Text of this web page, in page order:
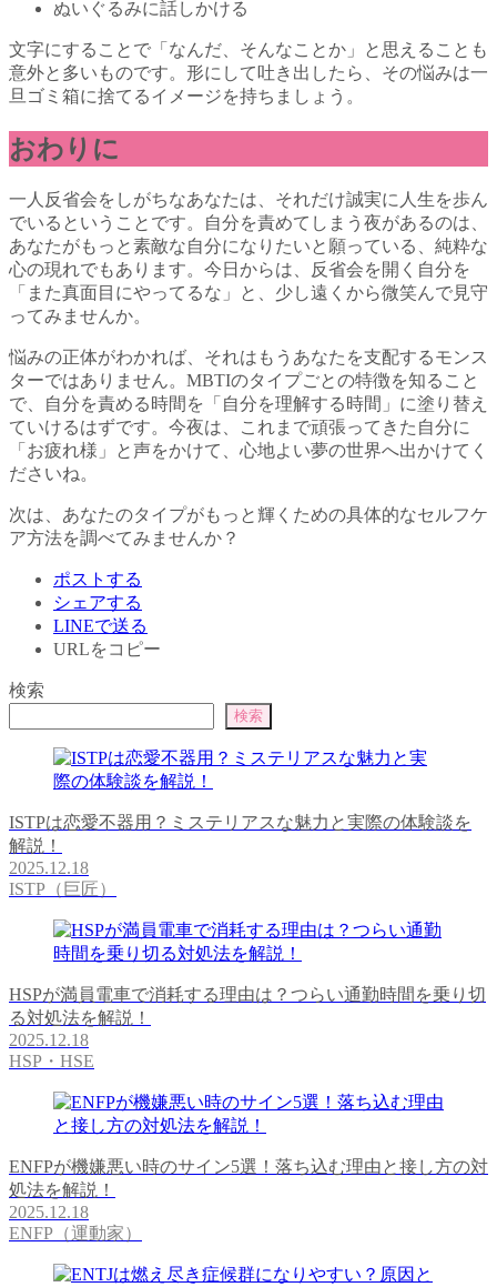
ぬいぐるみに話しかける
文字にすることで「なんだ、そんなことか」と思えることも
意外と多いものです。形にして吐き出したら、その悩みは一
旦ゴミ箱に捨てるイメージを持ちましょう。
おわりに
一人反省会をしがちなあなたは、それだけ誠実に人生を歩ん
でいるということです。自分を責めてしまう夜があるのは、
あなたがもっと素敵な自分になりたいと願っている、純粋な
心の現れでもあります。今日からは、反省会を開く自分を
「また真面目にやってるな」と、少し遠くから微笑んで見守
ってみませんか。
悩みの正体がわかれば、それはもうあなたを支配するモンス
ターではありません。MBTIのタイプごとの特徴を知ること
で、自分を責める時間を「自分を理解する時間」に塗り替え
ていけるはずです。今夜は、これまで頑張ってきた自分に
「お疲れ様」と声をかけて、心地よい夢の世界へ出かけてく
ださいね。
次は、あなたのタイプがもっと輝くための具体的なセルフケ
ア方法を調べてみませんか？
ポストする
シェアする
LINEで送る
URLをコピー
検索
検索
ISTPは恋愛不器用？ミステリアスな魅力と実際の体験談を
解説！
2025.12.18
ISTP（巨匠）
HSPが満員電車で消耗する理由は？つらい通勤時間を乗り切
る対処法を解説！
2025.12.18
HSP・HSE
ENFPが機嫌悪い時のサイン5選！落ち込む理由と接し方の対
処法を解説！
2025.12.18
ENFP（運動家）